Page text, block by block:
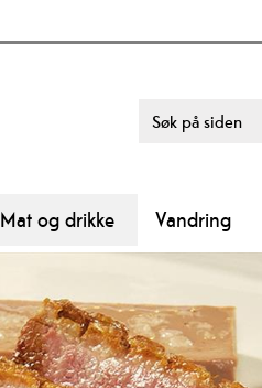
Mat og drikke Vandring